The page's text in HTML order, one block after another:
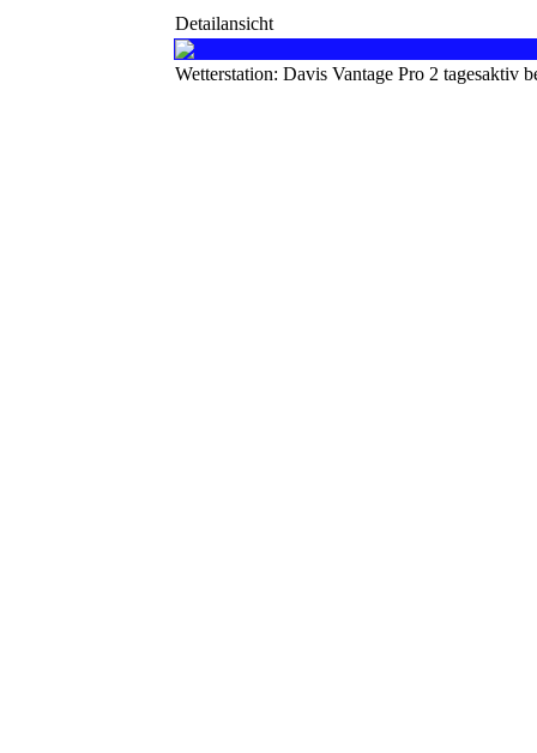
Detailansicht
Wetterstation: Davis Vantage Pro 2